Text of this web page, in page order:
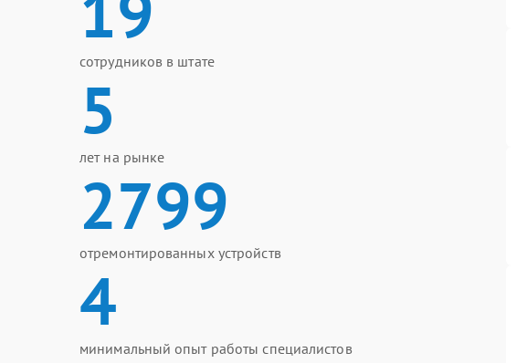
сотрудников в штате
5
лет на рынке
2799
отремонтированных устройств
4
минимальный опыт работы специалистов